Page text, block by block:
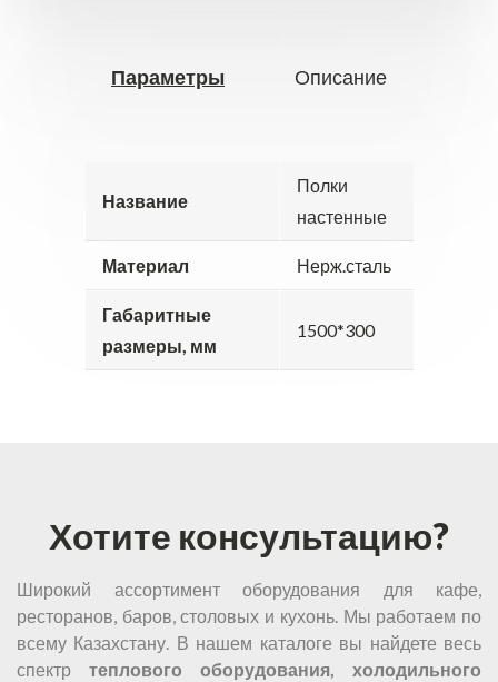
Параметры Описание
Название
Полки
настенные
Материал Нерж.сталь
Габаритные
размеры, мм
1500*300
Хотите консультацию?
Широкий ассортимент оборудования для кафе,
ресторанов, баров, столовых и кухонь. Мы работаем по
всему Казахстану. В нашем каталоге вы найдете весь
спектр теплового оборудования, холодильного